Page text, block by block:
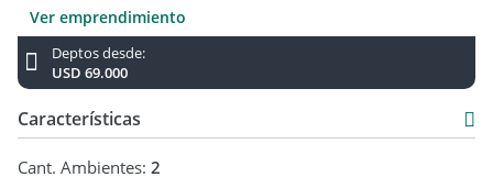
Adriana Gomez de Montanari – CSM Mt N° 1590
Martín Emanuel Montanari – CUCICBA Mt N° 9186
Ver emprendimiento
Deptos desde:
USD 69.000
Características
Cant. Ambientes: 2